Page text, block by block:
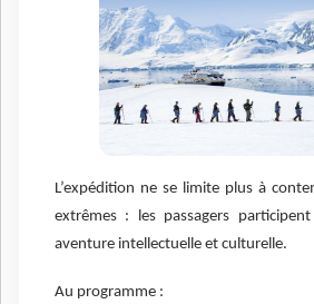
L’expédition ne se limite plus à
extrêmes : les passagers
aventure intellectuelle et culturelle.
Au programme :